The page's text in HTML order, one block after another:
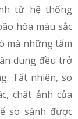
từ hệ thống
hòa màu sắc
mà những tấm
dung đều trở
Tất nhiên, so
chất ảnh của
so sánh được